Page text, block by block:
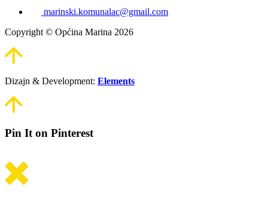
marinski.komunalac@gmail.com
Copyright © Općina Marina 2026
Dizajn & Development: Elements
Pin It on Pinterest